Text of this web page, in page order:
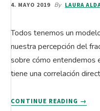
4. MAYO 2019 By LAURA
Todos tenemos un
nuestra percepción del
sobre cómo entendemos
tiene una correlación
CONTINUE READING
ABOUT
→